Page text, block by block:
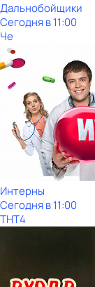
Дальнобойщики
Сегодня в 11:00
Че
Интерны
Сегодня в 11:00
ТНТ4